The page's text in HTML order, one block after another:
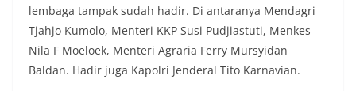
lembaga tampak sudah hadir. Di antaranya Mendagri
Tjahjo Kumolo, Menteri KKP Susi Pudjiastuti, Menkes
Nila F Moeloek, Menteri Agraria Ferry Mursyidan
Baldan. Hadir juga Kapolri Jenderal Tito Karnavian.